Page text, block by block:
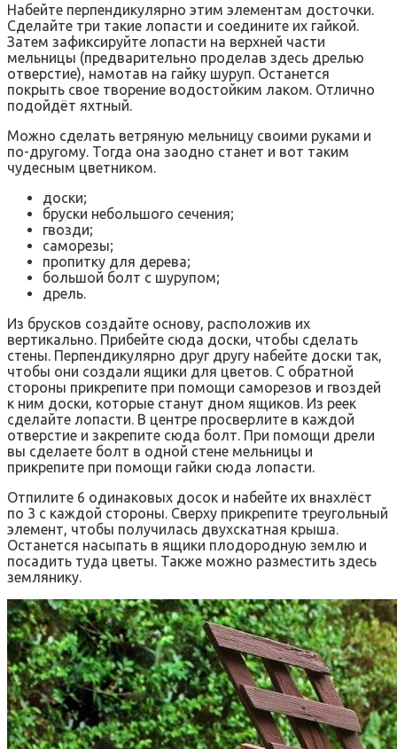
Набейте перпендикулярно этим элементам досточки.
Сделайте три такие лопасти и соедините их гайкой.
Затем зафиксируйте лопасти на верхней части
мельницы (предварительно проделав здесь дрелью
отверстие), намотав на гайку шуруп. Останется
покрыть свое творение водостойким лаком. Отлично
подойдёт яхтный.
Можно сделать ветряную мельницу своими руками и
по-другому. Тогда она заодно станет и вот таким
чудесным цветником.
доски;
бруски небольшого сечения;
гвозди;
саморезы;
пропитку для дерева;
большой болт с шурупом;
дрель.
Из брусков создайте основу, расположив их
вертикально. Прибейте сюда доски, чтобы сделать
стены. Перпендикулярно друг другу набейте доски так,
чтобы они создали ящики для цветов. С обратной
стороны прикрепите при помощи саморезов и гвоздей
к ним доски, которые станут дном ящиков. Из реек
сделайте лопасти. В центре просверлите в каждой
отверстие и закрепите сюда болт. При помощи дрели
вы сделаете болт в одной стене мельницы и
прикрепите при помощи гайки сюда лопасти.
Отпилите 6 одинаковых досок и набейте их внахлёст
по 3 с каждой стороны. Сверху прикрепите треугольный
элемент, чтобы получилась двухскатная крыша.
Останется насыпать в ящики плодородную землю и
посадить туда цветы. Также можно разместить здесь
землянику.